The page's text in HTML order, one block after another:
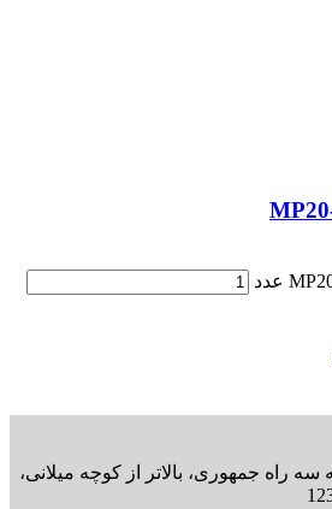
سه راه جمهوری، بالاتر از کوچه میلانی،